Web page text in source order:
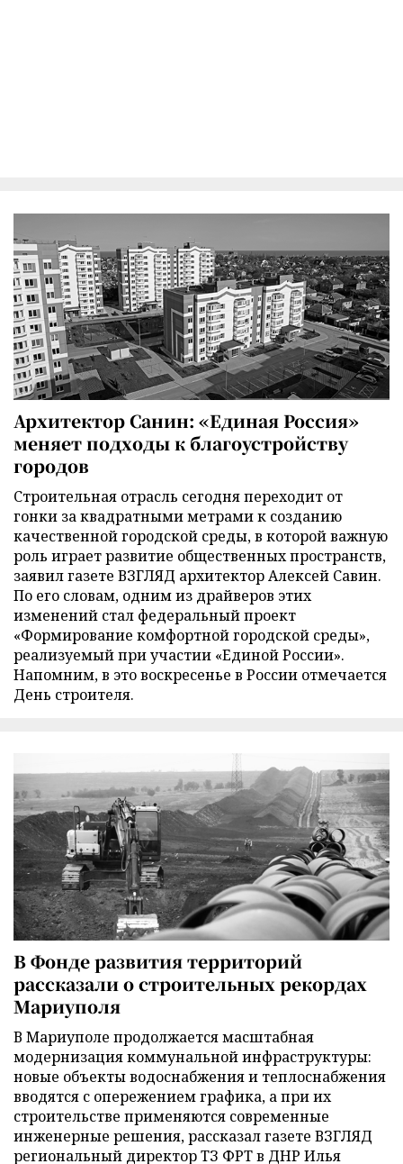
Архитектор Санин: «Единая Россия»
меняет подходы к благоустройству
городов
Строительная отрасль сегодня переходит от
гонки за квадратными метрами к созданию
качественной городской среды, в которой важную
роль играет развитие общественных пространств,
заявил газете ВЗГЛЯД архитектор Алексей Савин.
По его словам, одним из драйверов этих
изменений стал федеральный проект
«Формирование комфортной городской среды»,
реализуемый при участии «Единой России».
Напомним, в это воскресенье в России отмечается
День строителя.
В Фонде развития территорий
рассказали о строительных рекордах
Мариуполя
В Мариуполе продолжается масштабная
модернизация коммунальной инфраструктуры:
новые объекты водоснабжения и теплоснабжения
вводятся с опережением графика, а при их
строительстве применяются современные
инженерные решения, рассказал газете ВЗГЛЯД
региональный директор ТЗ ФРТ в ДНР Илья